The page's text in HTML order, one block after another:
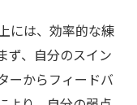
には、効率的な練
ず、自分のスイン
ーからフィードバ